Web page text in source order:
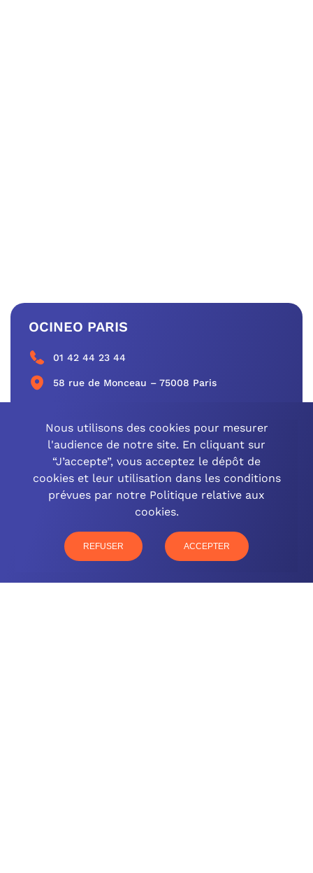
OCINEO PARIS
01 42 44 23 44
58 rue de Monceau – 75008 Paris
CONTACTEZ-NOUS
OCINEO GRAND EST
77 rue Paul Douce – 51480 Damery
CONTACTEZ-NOUS
Nous utilisons des cookies pour mesurer
l'audience de notre site. En cliquant sur
“J’accepte”, vous acceptez le dépôt de
cookies et leur utilisation dans les conditions
prévues par notre Politique relative aux
cookies.
REFUSER ACCEPTER